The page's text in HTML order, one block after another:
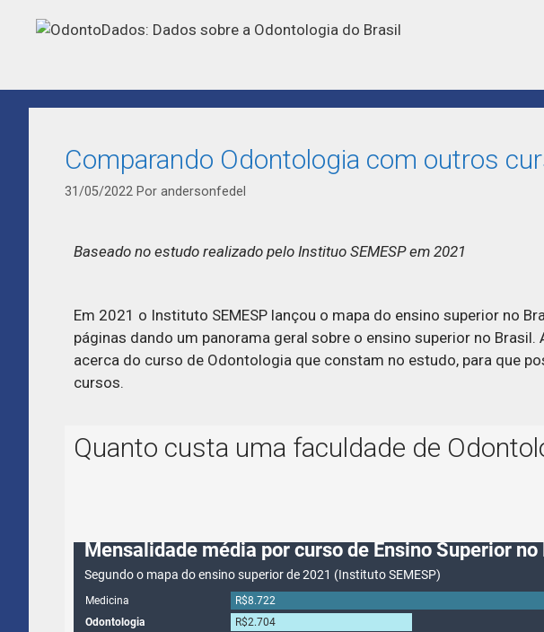
Comparando Odontologia com outros
31/05/2022 Por andersonfedel
Baseado no estudo realizado pelo Instituo SEMESP em 2021
Em 2021 o Instituto SEMESP lançou o mapa do ensino superior no
páginas dando um panorama geral sobre o ensino superior no
acerca do curso de Odontologia que constam no estudo, para que
cursos.
Quanto custa uma faculdade de